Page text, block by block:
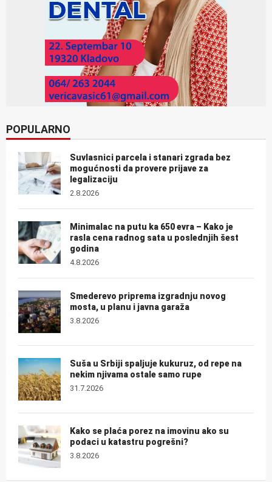
POPULARNO
Suvlasnici parcela i stanari zgrada bez
mogućnosti da provere prijave za
legalizaciju
2.8.2026
Minimalac na putu ka 650 evra – Kako je
rasla cena radnog sata u poslednjih šest
godina
4.8.2026
Smederevo priprema izgradnju novog
mosta, u planu i javna garaža
3.8.2026
Suša u Srbiji spaljuje kukuruz, od repe na
nekim njivama ostale samo rupe
31.7.2026
Kako se plaća porez na imovinu ako su
podaci u katastru pogrešni?
3.8.2026